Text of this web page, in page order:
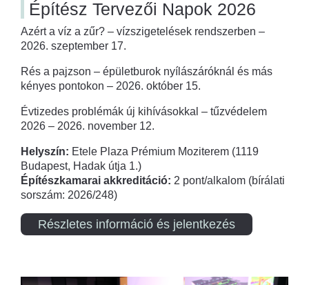
Építész Tervezői Napok 2026
Azért a víz a zűr? – vízszigetelések rendszerben –
2026. szeptember 17.
Rés a pajzson – épületburok nyílászáróknál és más
kényes pontokon – 2026. október 15.
Évtizedes problémák új kihívásokkal – tűzvédelem
2026 – 2026. november 12.
Helyszín: Etele Plaza Prémium Moziterem (1119
Budapest, Hadak útja 1.)
Építészkamarai akkreditáció: 2 pont/alkalom (bírálati
sorszám: 2026/248)
Részletes információ és jelentkezés